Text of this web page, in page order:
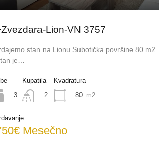
Lion-VN 3757
stan na Lionu Subotička površine 80 m2.
je…
3
Kupatila
2
Kvadratura
80 m2
Mesečno